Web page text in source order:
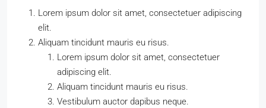
Lorem ipsum dolor sit amet, consectetuer adipiscing
elit.
Aliquam tincidunt mauris eu risus.
Lorem ipsum dolor sit amet, consectetuer
adipiscing elit.
Aliquam tincidunt mauris eu risus.
Vestibulum auctor dapibus neque.